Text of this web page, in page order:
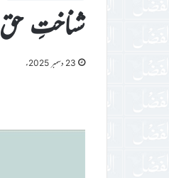
شناختِ حق
23 دسمبر 2025ء